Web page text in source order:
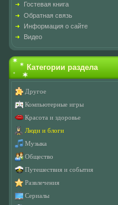
Гостевая книга
Обратная связь
Информация о сайте
Видео
Категории раздела
Другое
Компьютерные игры
Красота и здоровье
Люди и блоги
Музыка
Общество
Путешествия и события
Развлечения
Сериалы